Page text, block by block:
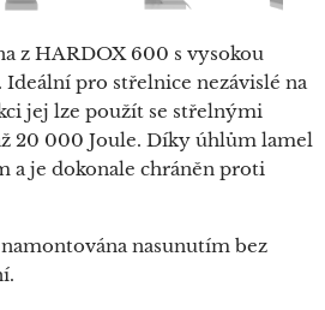
z HARDOX 600 s vysokou
pro střelnice nezávislé na
jej lze použít se střelnými
20 000 Joule. Díky úhlům lamel
a je dokonale chráněn proti
nasunutím bez